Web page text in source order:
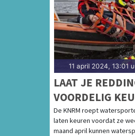
11 april 2024, 13:01
LAAT JE
VOORDELIG
De KNRM roept
laten keuren voordat ze
maand april kunnen